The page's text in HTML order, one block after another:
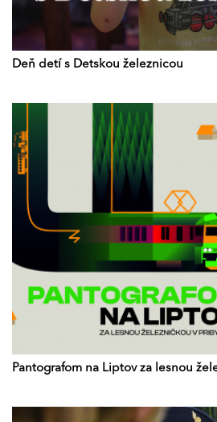
Deň detí s Detskou železnicou
Pantografom na Liptov za lesnou